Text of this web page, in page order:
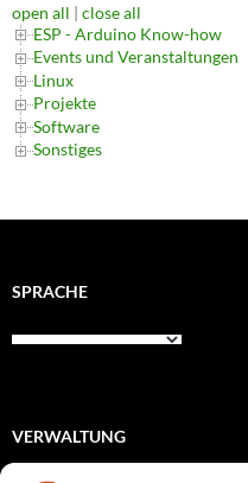
open all | close all
ESP - Arduino Know-how
Events und Veranstaltungen
Linux
Projekte
Software
Sonstiges
SPRACHE
VERWALTUNG